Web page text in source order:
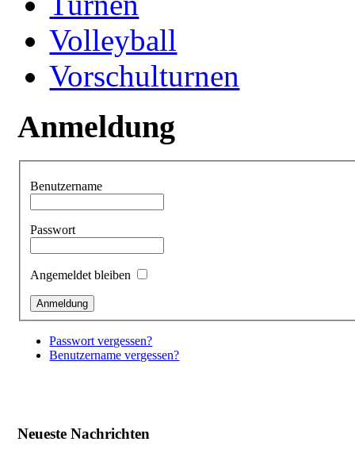
Volleyball
Vorschulturnen
Anmeldung
Benutzername
Passwort
Angemeldet bleiben
Passwort vergessen?
Benutzername vergessen?
Neueste Nachrichten